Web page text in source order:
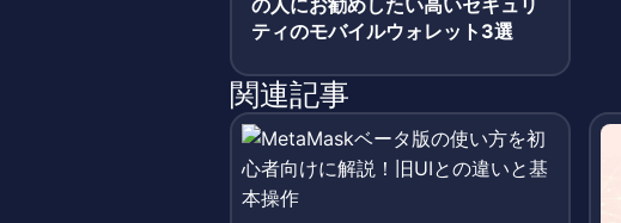
ティのモバイルウォレット3選
関連記事